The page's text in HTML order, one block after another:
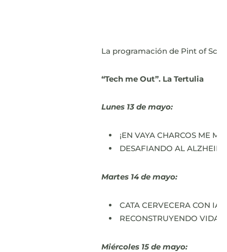
La programación de Pint of
“Tech me Out”. La Tertulia
Lunes 13 de mayo:
¡EN VAYA CHARCOS ME
DESAFIANDO AL
Martes 14 de mayo:
CATA CERVECERA CON
RECONSTRUYENDO
Miércoles 15 de mayo: